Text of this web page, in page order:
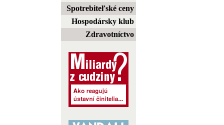
Spotrebiteľské ceny
Hospodársky klub
Zdravotníctvo